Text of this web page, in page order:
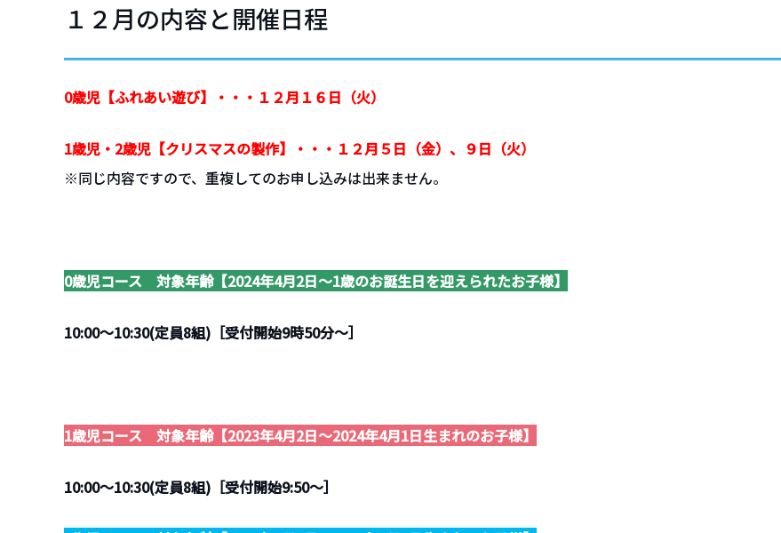
資料請求・お問い合わせ
１２月の内容と開催日程
0歳児【ふれあい遊び】・・・１２月１６日（火）
1歳児・2歳児【クリスマスの製作】・・・１２月５日（金）、９日（火）
※同じ内容ですので、重複してのお申し込みは出来ません。
0歳児コース 対象年齢【2024年4月2日～1歳のお誕生日を迎えられたお子様】
10:00～10:30(定員8組)［受付開始9時50分～］
1歳児コース 対象年齢【2023年4月2日～2024年4月1日生まれのお子様】
10:00～10:30(定員8組)［受付開始9:50～］